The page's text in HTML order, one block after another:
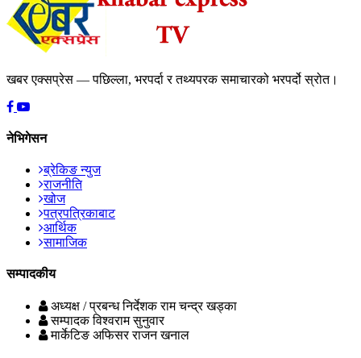
खबर एक्सप्रेस — पछिल्ला, भरपर्दा र तथ्यपरक समाचारको भरपर्दो स्रोत।
नेभिगेसन
ब्रेकिङ न्युज
राजनीति
खोज
पत्रपत्रिकाबाट
आर्थिक
सामाजिक
सम्पादकीय
अध्यक्ष / प्रबन्ध निर्देशक राम चन्द्र खड्का
सम्पादक विश्वराम सुनुवार
मार्केटिङ अफिसर राजन खनाल